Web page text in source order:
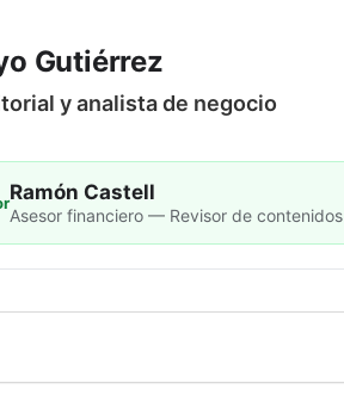
Gutiérrez
y analista de negocio
Ramón Castell
Asesor financiero — Revisor de contenidos